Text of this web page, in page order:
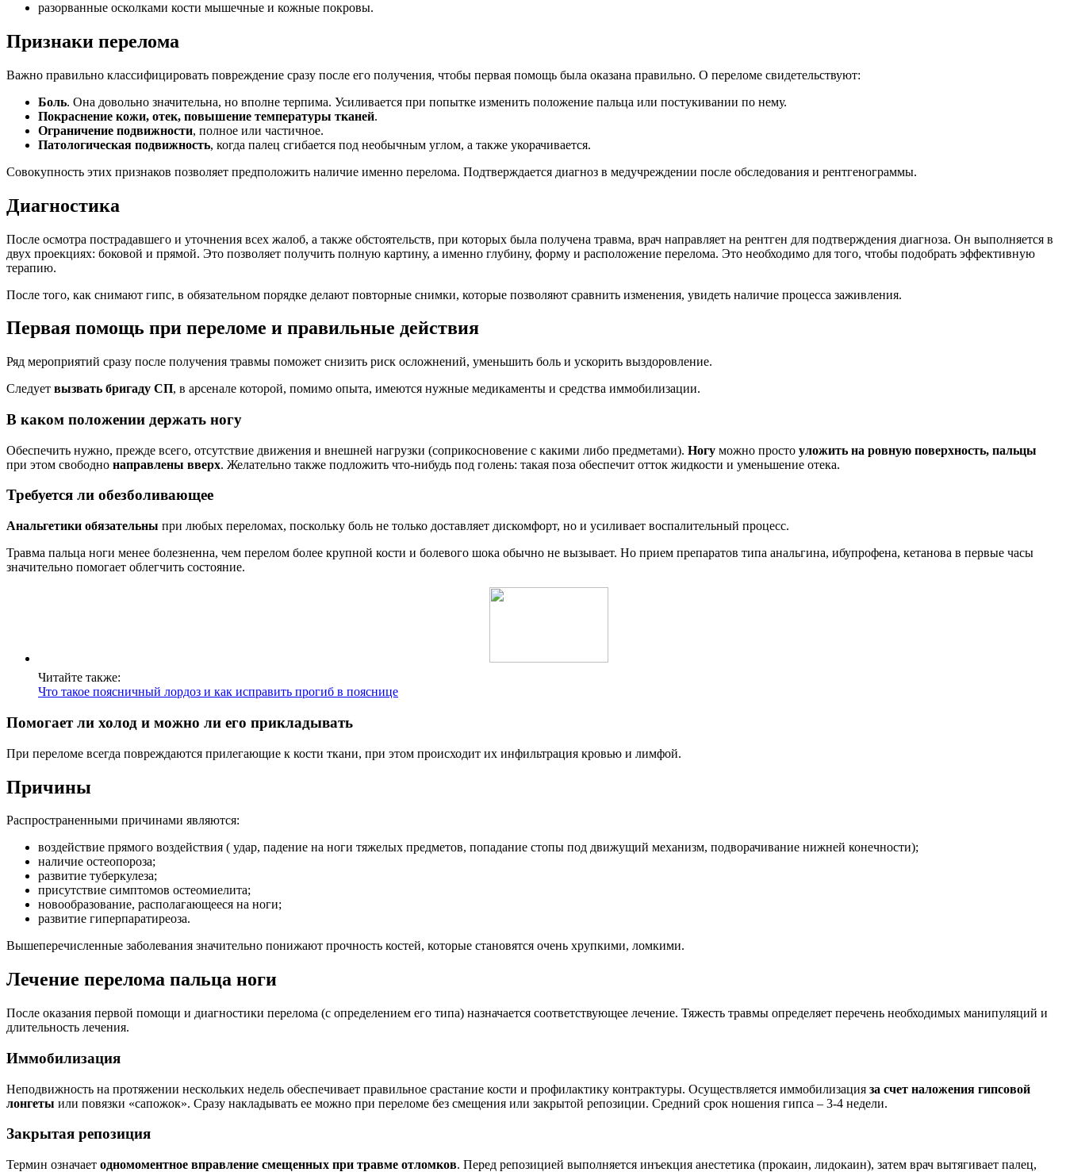
разорванные осколками кости мышечные и кожные покровы.
Признаки перелома
Важно правильно классифицировать повреждение сразу после его получения, чтобы первая помощь была оказана правильно. О переломе свидетельствуют:
Боль. Она довольно значительна, но вполне терпима. Усиливается при попытке изменить положение пальца или постукивании по нему.
Покраснение кожи, отек, повышение температуры тканей.
Ограничение подвижности, полное или частичное.
Патологическая подвижность, когда палец сгибается под необычным углом, а также укорачивается.
Совокупность этих признаков позволяет предположить наличие именно перелома. Подтверждается диагноз в медучреждении после обследования и рентгенограммы.
Диагностика
После осмотра пострадавшего и уточнения всех жалоб, а также обстоятельств, при которых была получена травма, врач направляет на рентген для подтверждения диагноза. Он выполняется в
двух проекциях: боковой и прямой. Это позволяет получить полную картину, а именно глубину, форму и расположение перелома. Это необходимо для того, чтобы подобрать эффективную
терапию.
После того, как снимают гипс, в обязательном порядке делают повторные снимки, которые позволяют сравнить изменения, увидеть наличие процесса заживления.
Первая помощь при переломе и правильные действия
Ряд мероприятий сразу после получения травмы поможет снизить риск осложнений, уменьшить боль и ускорить выздоровление.
Следует вызвать бригаду СП, в арсенале которой, помимо опыта, имеются нужные медикаменты и средства иммобилизации.
В каком положении держать ногу
Обеспечить нужно, прежде всего, отсутствие движения и внешней нагрузки (соприкосновение с какими либо предметами). Ногу можно просто уложить на ровную поверхность, пальцы
при этом свободно направлены вверх. Желательно также подложить что-нибудь под голень: такая поза обеспечит отток жидкости и уменьшение отека.
Требуется ли обезболивающее
Анальгетики обязательны при любых переломах, поскольку боль не только доставляет дискомфорт, но и усиливает воспалительный процесс.
Травма пальца ноги менее болезненна, чем перелом более крупной кости и болевого шока обычно не вызывает. Но прием препаратов типа анальгина, ибупрофена, кетанова в первые часы
значительно помогает облегчить состояние.
Читайте также:
Что такое поясничный лордоз и как исправить прогиб в пояснице
Помогает ли холод и можно ли его прикладывать
При переломе всегда повреждаются прилегающие к кости ткани, при этом происходит их инфильтрация кровью и лимфой.
Причины
Распространенными причинами являются:
воздействие прямого воздействия ( удар, падение на ноги тяжелых предметов, попадание стопы под движущий механизм, подворачивание нижней конечности);
наличие остеопороза;
развитие туберкулеза;
присутствие симптомов остеомиелита;
новообразование, располагающееся на ноги;
развитие гиперпаратиреоза.
Вышеперечисленные заболевания значительно понижают прочность костей, которые становятся очень хрупкими, ломкими.
Лечение перелома пальца ноги
После оказания первой помощи и диагностики перелома (с определением его типа) назначается соответствующее лечение. Тяжесть травмы определяет перечень необходимых манипуляций и
длительность лечения.
Иммобилизация
Неподвижность на протяжении нескольких недель обеспечивает правильное срастание кости и профилактику контрактуры. Осуществляется иммобилизация за счет наложения гипсовой
лонгеты или повязки «сапожок». Сразу накладывать ее можно при переломе без смещения или закрытой репозиции. Средний срок ношения гипса – 3-4 недели.
Закрытая репозиция
Термин означает одномоментное вправление смещенных при травме отломков. Перед репозицией выполняется инъекция анестетика (прокаин, лидокаин), затем врач вытягивает палец,